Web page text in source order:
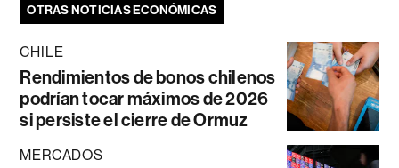
OTRAS NOTICIAS ECONÓMICAS
CHILE
Rendimientos de bonos chilenos
podrían tocar máximos de 2026
si persiste el cierre de Ormuz
MERCADOS